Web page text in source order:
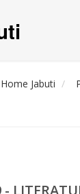
Home Jabuti
-